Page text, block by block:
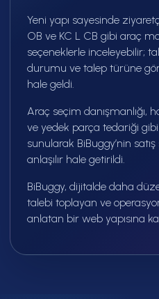
Yeni yapı sayesinde
OB ve KC L CB gibi araç
seçeneklerle inceleyebilir;
durumu ve talep türüne
hale geldi.
Araç seçim danışmanlığı,
ve yedek parça tedariği
sunularak BiBuggy’nin
anlaşılır hale getirildi.
BiBuggy, dijitalde daha
talebi toplayan ve
anlatan bir web yapısına